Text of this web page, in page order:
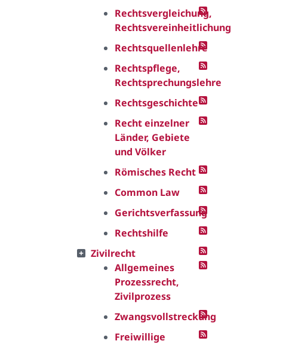
Rechtsvergleichung,
Rechtsvereinheitlichung
Rechtsquellenlehre
Rechtspflege,
Rechtsprechungslehre
Rechtsgeschichte
Recht einzelner
Länder, Gebiete
und Völker
Römisches Recht
Common Law
Gerichtsverfassung
Rechtshilfe
Zivilrecht
Allgemeines
Prozessrecht,
Zivilprozess
Zwangsvollstreckung
Freiwillige